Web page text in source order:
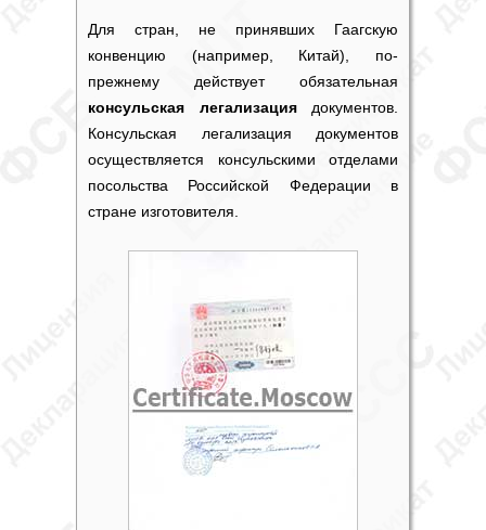
Для стран, не принявших Гаагскую
конвенцию (например, Китай), по-
прежнему действует обязательная
консульская легализациядокументов.
Консульская легализация документов
осуществляется консульскими отделами
посольства Российской Федерации в
стране изготовителя.